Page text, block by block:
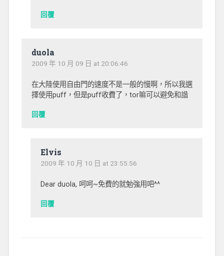
回覆
duola
2009 年 10 月 09 日 at 20:06:46
在大陸使用自由門的速度不是一般的慢啊，所以我選
擇使用puff，但是puff收費了，tor嘛可以避免和諧
回覆
Elvis
2009 年 10 月 10 日 at 23:55:56
Dear duola, 呵呵~免費的就勉強用吧^^
回覆